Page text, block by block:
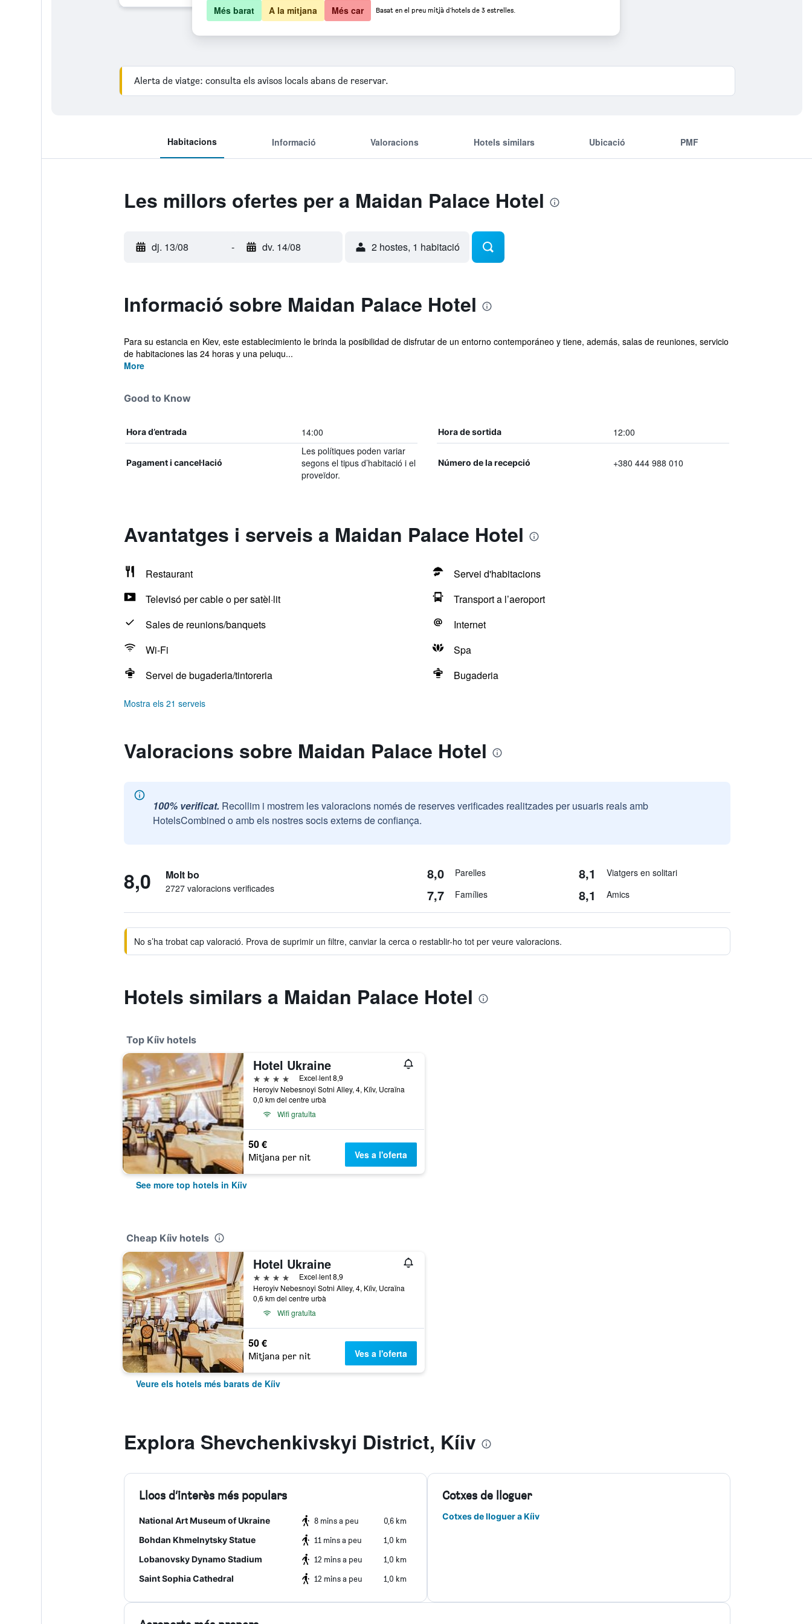
Alerta de viatge: consulta els avisos locals abans de reservar.
Habitacions Informació Valoracions Hotels similars Ubicació PMF
Les millors ofertes per a Maidan Palace Hotel
dj. 13/08 - dv. 14/08 2 hostes, 1 habitació
Informació sobre Maidan Palace Hotel
Para su estancia en Kiev, este establecimiento le brinda la posibilidad de disfrutar de un entorno contemporáneo y tiene, además, salas de reuniones, servicio
de habitaciones las 24 horas y una peluqu...
More
Good to Know
Hora d’entrada 14:00 Hora de sortida 12:00
Pagament i cancel·lació
Les polítiques poden variar
segons el tipus d’habitació i el
proveïdor.
Número de la recepció +380 444 988 010
Avantatges i serveis a Maidan Palace Hotel
Restaurant
Servei d'habitacions
Televisó per cable o per satèl·lit
Transport a l’aeroport
Sales de reunions/banquets
Internet
Wi-Fi
Spa
Servei de bugaderia/tintoreria
Bugaderia
Mostra els 21 serveis
Valoracions sobre Maidan Palace Hotel
100% verificat. Recollim i mostrem les valoracions només de reserves verificades realitzades per usuaris reals amb
HotelsCombined o amb els nostres socis externs de confiança.
8,0 Molt bo
2727 valoracions verificades
8,0 Parelles 8,1 Viatgers en solitari
7,7 Famílies 8,1 Amics
No s’ha trobat cap valoració. Prova de suprimir un filtre, canviar la cerca o restablir-ho tot per veure valoracions.
Hotels similars a Maidan Palace Hotel
Top Kíiv hotels
Hotel Ukraine
4 estrelles
Excel·lent 8,9
Heroyiv Nebesnoyi Sotni Alley, 4, Kíiv, Ucraïna
0,0 km del centre urbà
Wifi gratuïta
50 €
Mitjana per nit Ves a l'oferta
See more top hotels in Kíiv
Cheap Kíiv hotels
Hotel Ukraine
4 estrelles
Excel·lent 8,9
Heroyiv Nebesnoyi Sotni Alley, 4, Kíiv, Ucraïna
0,6 km del centre urbà
Wifi gratuïta
50 €
Mitjana per nit Ves a l'oferta
Veure els hotels més barats de Kíiv
Explora Shevchenkivskyi District, Kíiv
Llocs d’interès més populars
National Art Museum of Ukraine 8 mins a peu
0,6 km
Bohdan Khmelnytsky Statue
11 mins a peu
1,0 km
Lobanovsky Dynamo Stadium
12 mins a peu
1,0 km
Saint Sophia Cathedral
12 mins a peu 1,0 km
Cotxes de lloguer
Cotxes de lloguer a Kíiv
Més barat A la mitjana Més car Basat en el preu mitjà d'hotels de 3 estrelles.